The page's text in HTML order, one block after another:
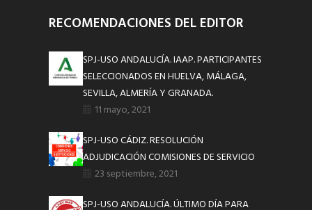
RECOMENDACIONES DEL EDITOR
SPJ-USO ANDALUCÍA. IAAP. PARTICIPANTES
SELECCIONADOS EN HUELVA, MÁLAGA,
SEVILLA, ALMERÍA Y GRANADA.
11 mayo, 2021
SPJ-USO CÁDIZ. RESOLUCIÓN
ADJUDICACIÓN COMISIONES DE SERVICIO
23 septiembre, 2021
SPJ-USO ANDALUCÍA. ÚLTIMO DÍA PARA